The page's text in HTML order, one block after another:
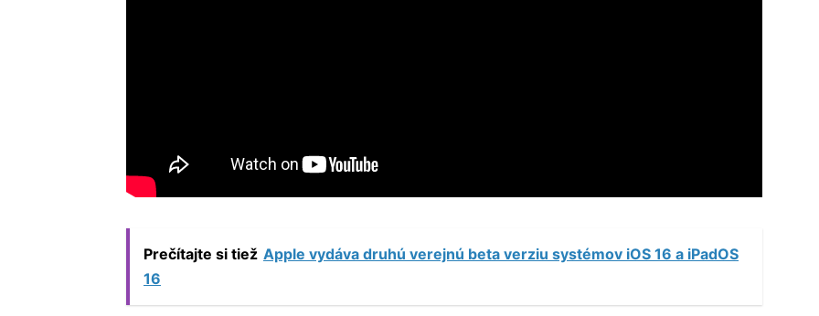
Prečítajte si tiež Apple vydáva druhú verejnú beta verziu systémov iOS 16 a iPadOS
16